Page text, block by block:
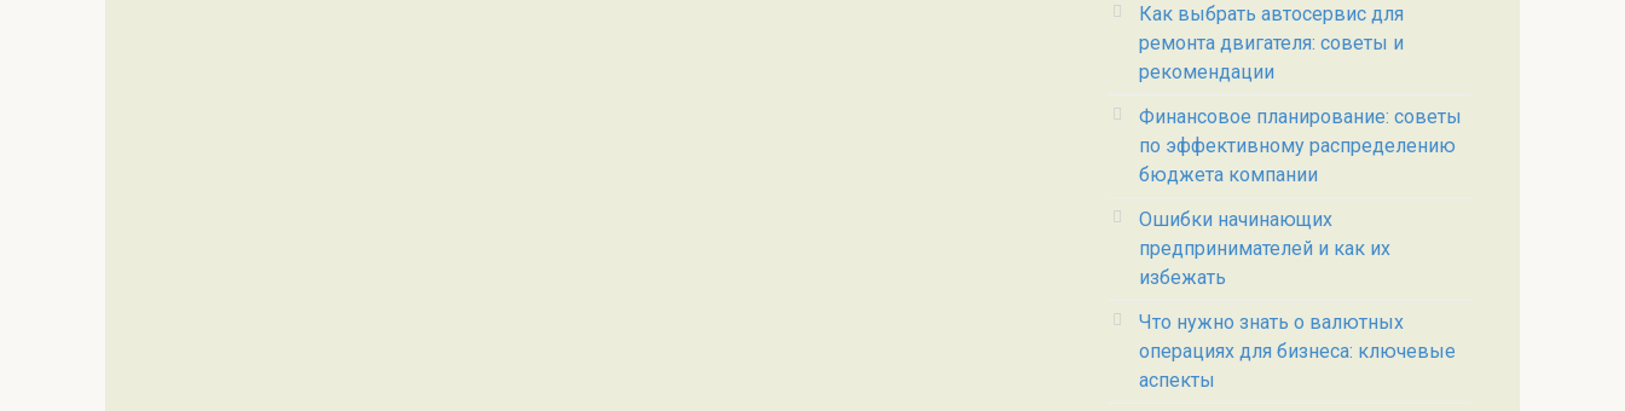
Как выбрать автосервис для
ремонта двигателя: советы и
рекомендации
Финансовое планирование: советы
по эффективному распределению
бюджета компании
Ошибки начинающих
предпринимателей и как их
избежать
Что нужно знать о валютных
операциях для бизнеса: ключевые
аспекты